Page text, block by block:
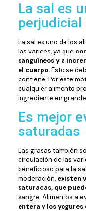
La sal es
perjudicial
La sal es uno de los
las varices, ya que
sanguíneos y a
el cuerpo.Esto se
contiene. Por este
cualquier alimento
ingrediente en
Es mejor
saturadas
Las grasas también
circulación de las
beneficioso para la
moderación, existen
saturadas, que
sangre. Alimentos a
entera y los yogures